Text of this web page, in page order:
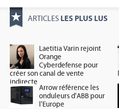
ARTICLES LES PLUS LUS
Laetitia Varin rejoint
Orange
Cyberdefense pour
créer son canal de vente
indirecte
Arrow référence les
onduleurs d'ABB pour
l'Europe